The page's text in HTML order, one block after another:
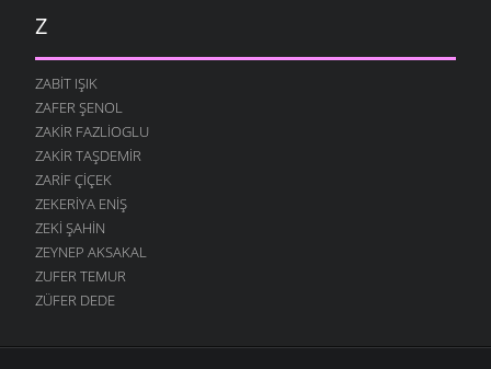
Z
ZABIT IŞIK
ZAFER ŞENOL
ZAKIR FAZLIOGLU
ZAKIR TAŞDEMIR
ZARIF ÇIÇEK
ZEKERIYA ENIŞ
ZEKI ŞAHIN
ZEYNEP AKSAKAL
ZUFER TEMUR
ZÜFER DEDE